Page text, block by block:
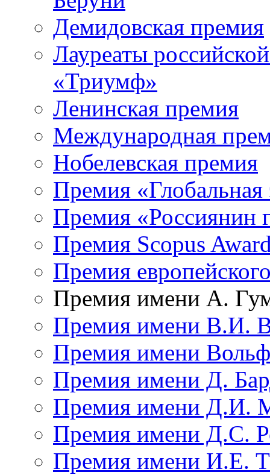
Демидовская премия
Лауреаты
«Триумф»
Ленинская премия
Международная
Нобелевская премия
Премия «Глобальная
Премия «Россиянин
Премия Scopus
Премия
Премия имени А.
Премия имени В.И.
Премия имени
Премия имени Д.
Премия имени Д.И.
Премия имени Д.С.
Премия имени И.Е.